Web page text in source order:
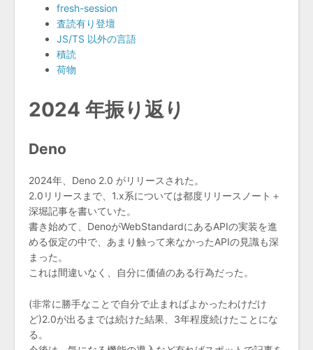
fresh-session
査読有り登壇
JS/TS 以外の言語
積読
荷物
2024 年振り返り
Deno
2024年、Deno 2.0 がリリースされた。
2.0リリースまで、1.x系については都度リリースノート＋
深堀記事を書いていた。
書き始めて、DenoがWebStandardにあるAPIの実装を進
める仮定の中で、あまり触って来なかったAPIの見識も深
まった。
これは間違いなく、自分に価値のある行為だった。
(非常に勝手なことで自分で止まればよかったわけだけ
ど)2.0が出るまでは続けた結果、3年程度続けたことにな
る。